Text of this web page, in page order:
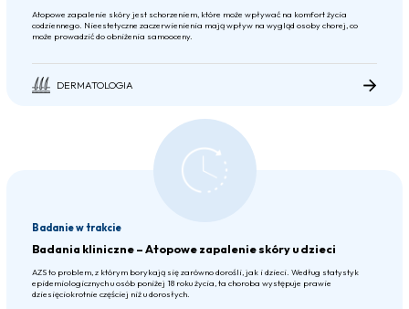
Atopowe zapalenie skóry jest schorzeniem, które może wpływać na komfort życia
codziennego. Nieestetyczne zaczerwienienia mają wpływ na wygląd osoby chorej, co
może prowadzić do obniżenia samooceny.
DERMATOLOGIA
Badanie w trakcie
Badania kliniczne – Atopowe zapalenie skóry u dzieci
AZS to problem, z którym borykają się zarówno dorośli, jak i dzieci. Według statystyk
epidemiologicznych u osób poniżej 18 roku życia, ta choroba występuje prawie
dziesięciokrotnie częściej niż u dorosłych.